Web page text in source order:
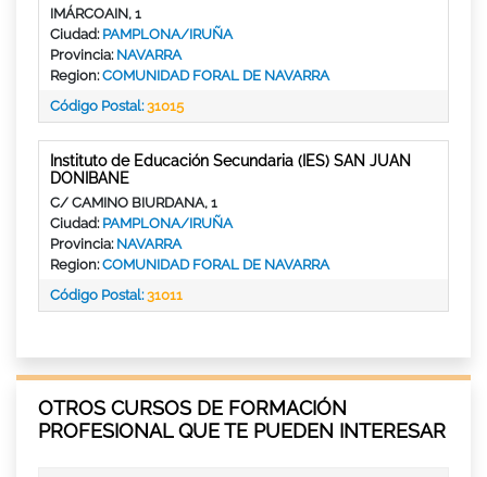
IMÁRCOAIN, 1
Ciudad: PAMPLONA/IRUÑA
Provincia: NAVARRA
Region:COMUNIDAD FORAL DE NAVARRA
Código Postal:31015
Instituto de Educación Secundaria (IES) SAN JUAN
DONIBANE
C/ CAMINO BIURDANA, 1
Ciudad: PAMPLONA/IRUÑA
Provincia: NAVARRA
Region:COMUNIDAD FORAL DE NAVARRA
Código Postal:31011
OTROS CURSOS DE FORMACIÓN
PROFESIONAL QUE TE PUEDEN INTERESAR